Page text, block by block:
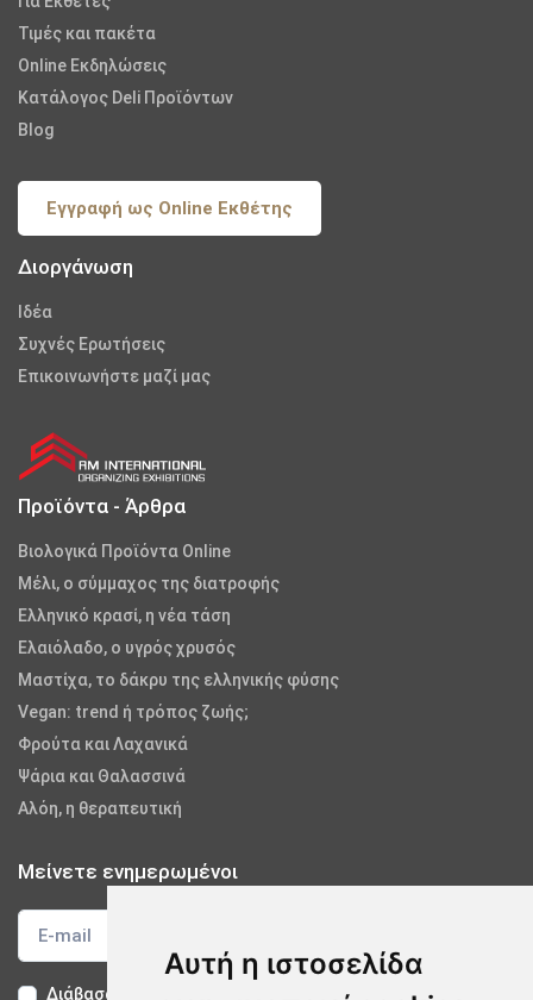
Αυτή η ιστοσελίδα
Τιμές και πακέτα
Online Εκδηλώσεις
Κατάλογος Deli Προϊόντων
Blog
Εγγραφή ως Online Εκθέτης
Διοργάνωση
Iδέα
Συχνές Ερωτήσεις
Επικοινωνήστε μαζί μας
Προϊόντα - Άρθρα
Βιολογικά Προϊόντα Online
Μέλι, ο σύμμαχος της διατροφής
Ελληνικό κρασί, η νέα τάση
Ελαιόλαδο, ο υγρός χρυσός
Μαστίχα, το δάκρυ της ελληνικής φύσης
Vegan: trend ή τρόπος ζωής;
Φρούτα και Λαχανικά
Ψάρια και Θαλασσινά
Αλόη, η θεραπευτική
Μείνετε ενημερωμένοι
Διάβασα και αποδέχομαι τους Όρους Χρήσης -
Δήλωση